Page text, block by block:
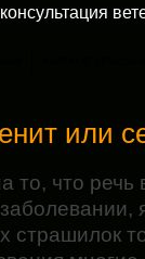
или
то, что речь
страшилок